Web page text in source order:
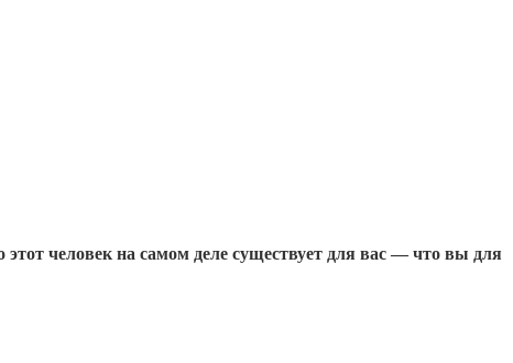
человек на самом деле существует для вас — что вы для